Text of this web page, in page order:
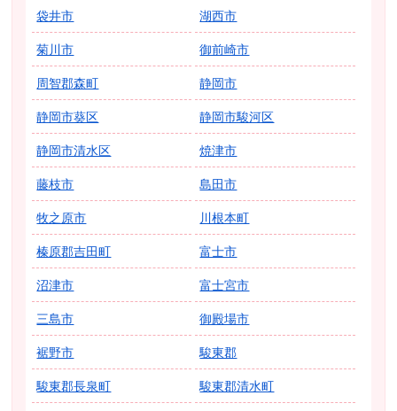
袋井市 湖西市
菊川市 御前崎市
周智郡森町 静岡市
静岡市葵区 静岡市駿河区
静岡市清水区 焼津市
藤枝市 島田市
牧之原市 川根本町
榛原郡吉田町 富士市
沼津市 富士宮市
三島市 御殿場市
裾野市 駿東郡
駿東郡長泉町 駿東郡清水町